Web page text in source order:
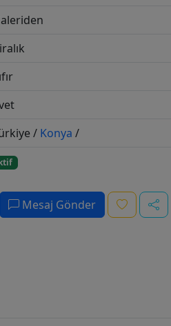
/ Konya /
Mesaj Gönder